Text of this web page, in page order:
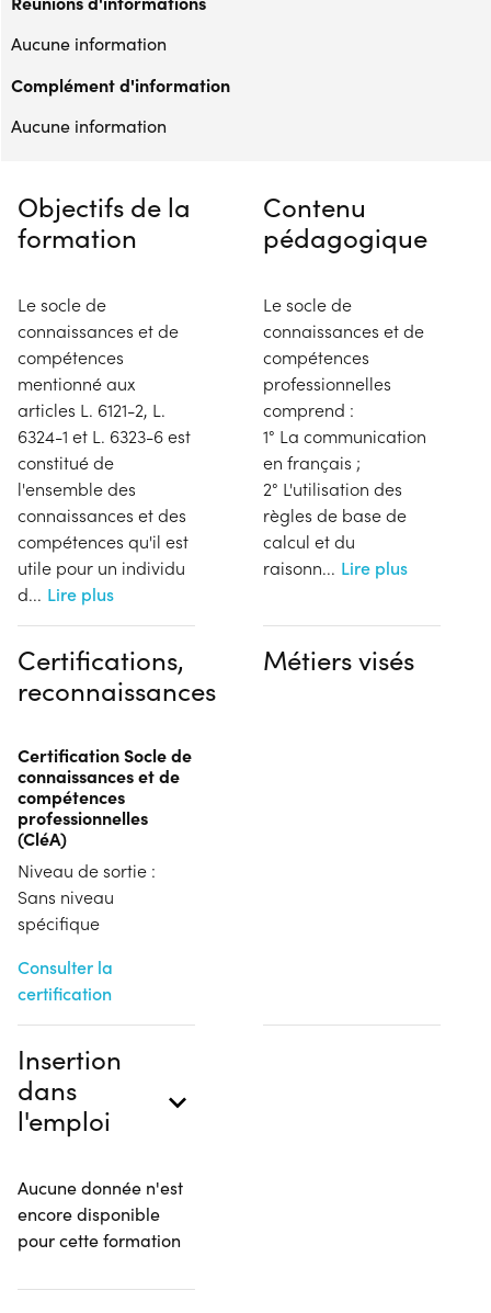
Aucune information
Complément d'information
Aucune information
Objectifs de la
formation
Le socle de
connaissances et de
compétences
mentionné aux
articles L. 6121-2, L.
6324-1 et L. 6323-6 est
constitué de
l'ensemble des
connaissances et des
compétences qu'il est
utile pour un individu
d... Lire plus
Contenu
pédagogique
Le socle de
connaissances et de
compétences
professionnelles
comprend :
1° La communication
en français ;
2° L'utilisation des
règles de base de
calcul et du
raisonn... Lire plus
Certifications,
reconnaissances
Certification Socle de
connaissances et de
compétences
professionnelles
(CléA)
Niveau de sortie :
Sans niveau
spécifique
Consulter la
certification
Métiers visés
Insertion
dans
l'emploi
Aucune donnée n'est
encore disponible
pour cette formation